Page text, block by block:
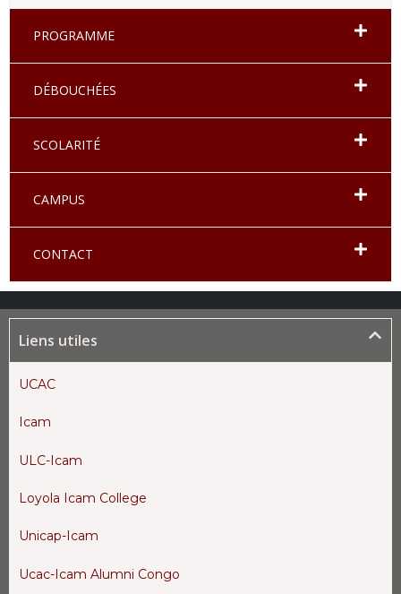
PROGRAMME
DÉBOUCHÉES
SCOLARITÉ
CAMPUS
CONTACT
Liens utiles
UCAC
Icam
ULC-Icam
Loyola Icam College
Unicap-Icam
Ucac-Icam Alumni Congo